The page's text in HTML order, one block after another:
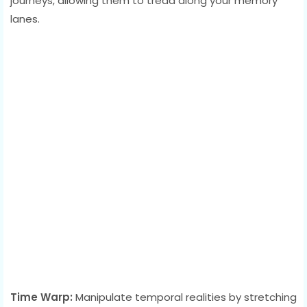
lanes.
Time Warp: Manipulate temporal realities by stretching